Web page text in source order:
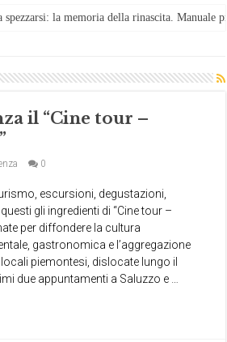
spezzarsi: la memoria della rinascita.
storia che avvicina
il “Cine tour –
0
escursioni, degustazioni,
gli ingredienti di “Cine tour –
per diffondere la cultura
gastronomica e l’aggregazione
piemontesi, dislocate lungo il
due appuntamenti a Saluzzo e …